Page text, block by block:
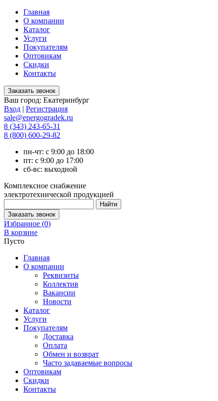
Главная
О компании
Каталог
Услуги
Покупателям
Оптовикам
Скидки
Контакты
Ваш город: Екатеринбург
Вход | Регистрация
sale@energogradek.ru
8 (343) 243-65-31
8 (800) 600-29-82
пн-чт: с 9:00 до 18:00
пт: с 9:00 до 17:00
сб-вс: выходной
Комплексное снабжение
электротехнической продукцией
Избранное (0)
В корзине
Пусто
Главная
О компании
Реквизиты
Коллектив
Вакансии
Новости
Каталог
Услуги
Покупателям
Доставка
Оплата
Обмен и возврат
Часто задаваемые вопросы
Оптовикам
Скидки
Контакты